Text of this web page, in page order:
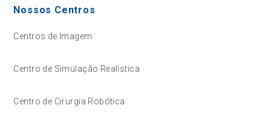
Nossos Centros
Centros de Imagem
Centro de Simulação Realística
Centro de Cirurgia Robótica